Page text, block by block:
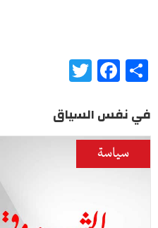
Share
Facebook
في نفس السياق
سياسة